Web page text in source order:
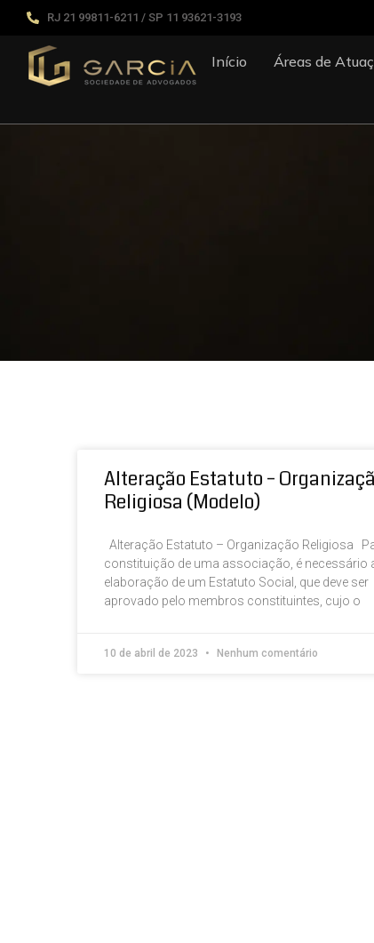
RJ 21 99811-6211 / SP 11 93621-3193
Início Áreas de
Alteração Estatuto –
Religiosa (Modelo)
Alteração Estatuto – Organização Religiosa
constituição de uma associação, é necessário
elaboração de um Estatuto Social, que deve ser
aprovado pelo membros constituintes, cujo o
10 de abril de 2023 Nenhum comentário